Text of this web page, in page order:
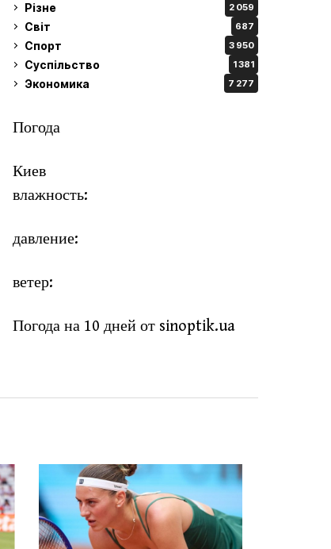
Різне 2 059
Світ 687
Спорт 3 950
Суспільство 1 381
Экономика 7 277
Погода
Киев
влажность:
давление:
ветер:
Погода на 10 дней от sinoptik.ua